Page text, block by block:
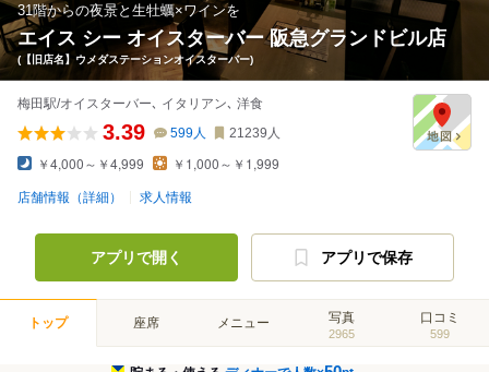
31階からの夜景と生牡蠣×ワインを
エイス シー オイスターバー 阪急グランドビル店
(【旧店名】ウメダステーションオイスターバー)
梅田駅/オイスターバー､ イタリアン､ 洋食
3.39 599人 21239 人
￥4,000～￥4,999 ￥1,000～￥1,999
店舗情報（詳細） 求人情報
アプリで開く アプリで保存
トップ 座席 メニュー 写真
2965
口コミ
599